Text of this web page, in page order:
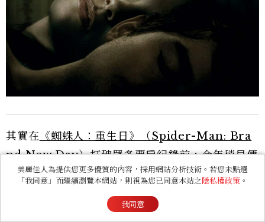
其實在 《蜘蛛人：重生日》（Spider-Man: Bra
nd New Day）打破眾多票房紀錄前，今年稍早便
已於美國上映的恐怖片《愛你致死不渝》（Obses
，便已先行創下另一個票房神話，於製作成
本甚至不到100萬美金的情況下，於全球拿下了超
美麗佳人為提供您更多優質的內容，採用網站分析技術。若您未點選
「我同意」而繼續瀏覽本網站，則視為您已同意本站之隱私權政策 。
我同意